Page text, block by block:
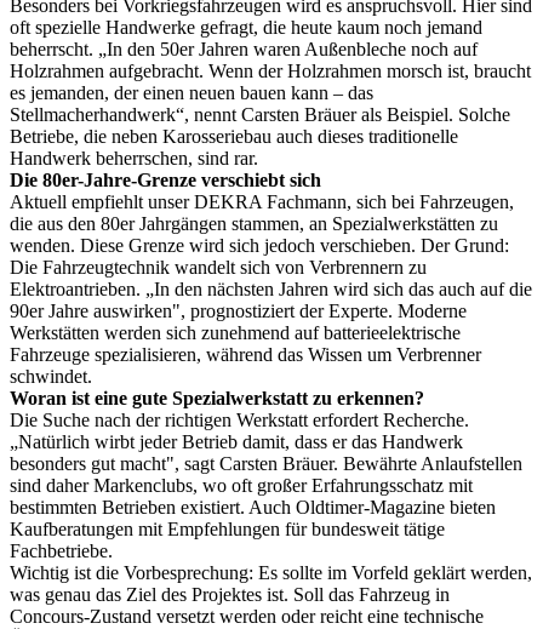
Besonders bei Vorkriegsfahrzeugen wird es anspruchsvoll. Hier sind
oft spezielle Handwerke gefragt, die heute kaum noch jemand
beherrscht. „In den 50er Jahren waren Außenbleche noch auf
Holzrahmen aufgebracht. Wenn der Holzrahmen morsch ist, braucht
es jemanden, der einen neuen bauen kann – das
Stellmacherhandwerk“, nennt Carsten Bräuer als Beispiel. Solche
Betriebe, die neben Karosseriebau auch dieses traditionelle
Handwerk beherrschen, sind rar.
Die 80er-Jahre-Grenze verschiebt sich
Aktuell empfiehlt unser DEKRA Fachmann, sich bei Fahrzeugen,
die aus den 80er Jahrgängen stammen, an Spezialwerkstätten zu
wenden. Diese Grenze wird sich jedoch verschieben. Der Grund:
Die Fahrzeugtechnik wandelt sich von Verbrennern zu
Elektroantrieben. „In den nächsten Jahren wird sich das auch auf die
90er Jahre auswirken", prognostiziert der Experte. Moderne
Werkstätten werden sich zunehmend auf batterieelektrische
Fahrzeuge spezialisieren, während das Wissen um Verbrenner
schwindet.
Woran ist eine gute Spezialwerkstatt zu erkennen?
Die Suche nach der richtigen Werkstatt erfordert Recherche.
„Natürlich wirbt jeder Betrieb damit, dass er das Handwerk
besonders gut macht", sagt Carsten Bräuer. Bewährte Anlaufstellen
sind daher Markenclubs, wo oft großer Erfahrungsschatz mit
bestimmten Betrieben existiert. Auch Oldtimer-Magazine bieten
Kaufberatungen mit Empfehlungen für bundesweit tätige
Fachbetriebe.
Wichtig ist die Vorbesprechung: Es sollte im Vorfeld geklärt werden,
was genau das Ziel des Projektes ist. Soll das Fahrzeug in
Concours-Zustand versetzt werden oder reicht eine technische